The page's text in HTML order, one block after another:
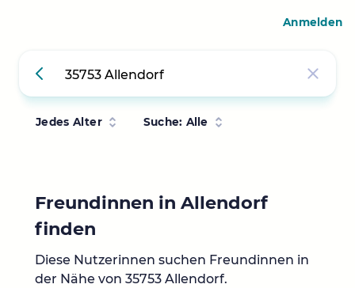
Jedes Alter Suche: Alle
Freundinnen in Allendorf
finden
Diese Nutzerinnen suchen Freundinnen in
der Nähe von 35753 Allendorf.
Anmelden